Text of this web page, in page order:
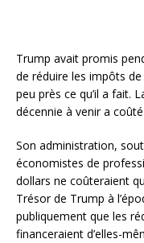
Trump avait promis
de réduire les impôts de
peu près ce qu’il a fait.
décennie à venir a
Son administration,
économistes de
dollars ne coûteraient
Trésor de Trump à
publiquement que les
financeraient d’elles-